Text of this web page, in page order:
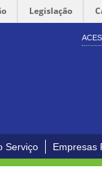
Legislação
Serviço Empresas